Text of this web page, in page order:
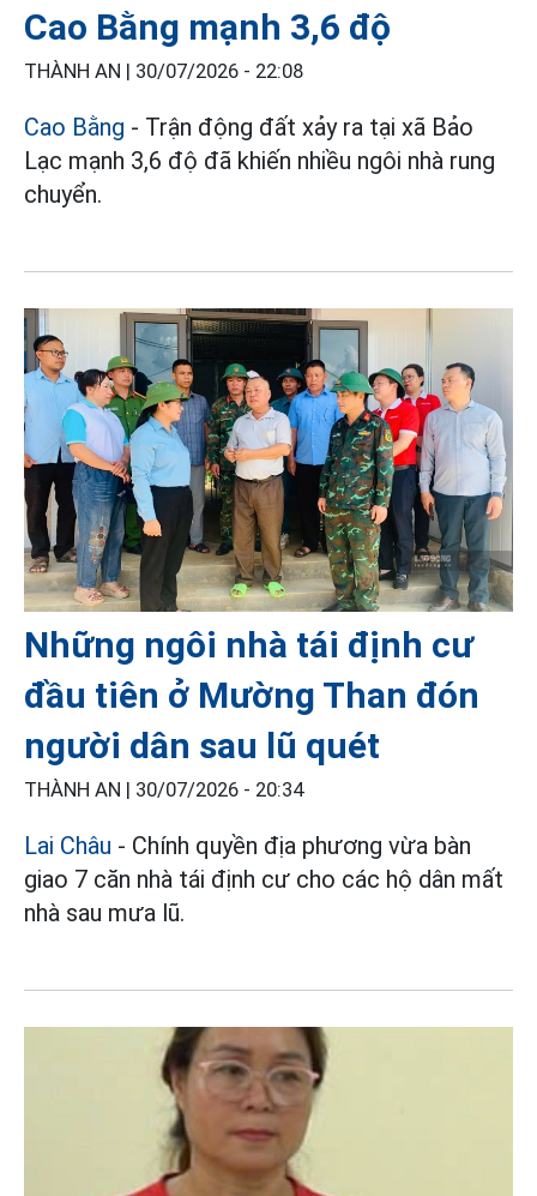
Cao Bằng mạnh 3,6 độ
THÀNH AN | 30/07/2026 - 22:08
Cao Bằng - Trận động đất xảy ra tại xã Bảo
Lạc mạnh 3,6 độ đã khiến nhiều ngôi nhà rung
chuyển.
Những ngôi nhà tái định cư
đầu tiên ở Mường Than đón
người dân sau lũ quét
THÀNH AN | 30/07/2026 - 20:34
Lai Châu - Chính quyền địa phương vừa bàn
giao 7 căn nhà tái định cư cho các hộ dân mất
nhà sau mưa lũ.